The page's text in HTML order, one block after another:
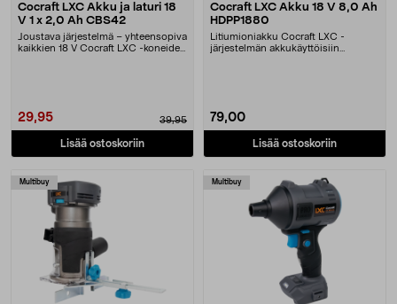
Cocraft LXC Akku ja laturi 18
V 1 x 2,0 Ah CBS42
Joustava järjestelmä – yhteensopiva
kaikkien 18 V Cocraft LXC -koneiden
29,95 39,95
Lisää ostoskoriin
Cocraft LXC Akku 18 V 8,0 Ah
HDPP1880
Litiumioniakku Cocraft LXC -
järjestelmän akkukäyttöisiin
79,00
Lisää ostoskoriin
Multibuy Multibuy